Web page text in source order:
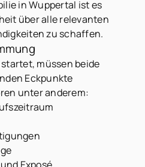
in Wuppertal ist es
über alle relevanten
zu schaffen.
müssen beide
Eckpunkte
unter anderem: